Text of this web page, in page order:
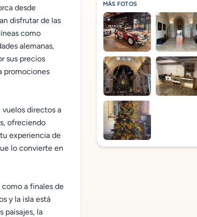
desde
disfrutar de las
como
alemanas,
sus precios
promociones
directos a
ofreciendo
experiencia de
lo convierte en
a finales de
y la isla está
paisajes, la
MÁS FOTOS